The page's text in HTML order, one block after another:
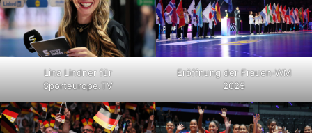
Lina Lindner für
Sporteurope.TV
Eröffnung der Frauen-WM
2025